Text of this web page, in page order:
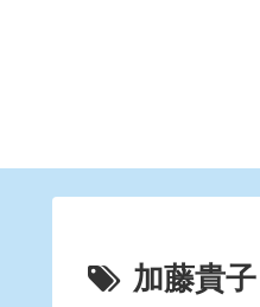
加藤貴子